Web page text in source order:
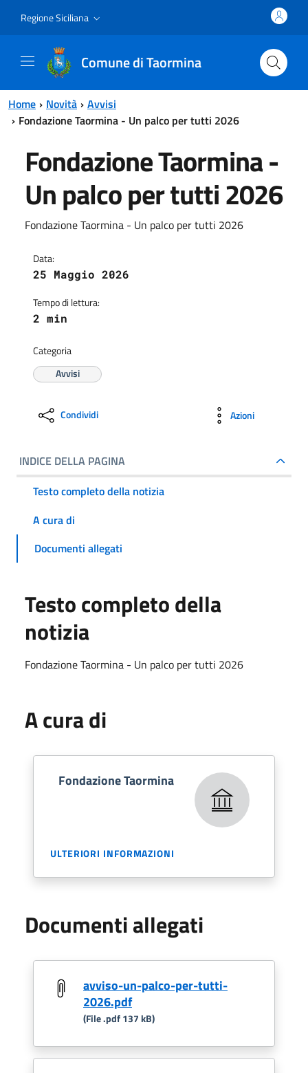
Regione Siciliana
Comune di Taormina
Home Novità
Avvisi
Fondazione Taormina - Un palco per tutti 2026
Fondazione Taormina -
Un palco per tutti 2026
Fondazione Taormina - Un palco per tutti 2026
Data:
25 Maggio 2026
Tempo di lettura:
2 min
Categoria
Avvisi
Condividi Azioni
INDICE DELLA PAGINA
Testo completo della notizia
A cura di
Documenti allegati
Testo completo della
notizia
Fondazione Taormina - Un palco per tutti 2026
A cura di
Fondazione Taormina
ULTERIORI INFORMAZIONI
Documenti allegati
avviso-un-palco-per-tutti-
2026.pdf
(File .pdf 137 kB)